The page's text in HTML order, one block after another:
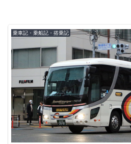
乗車記・乗船記・搭乗記